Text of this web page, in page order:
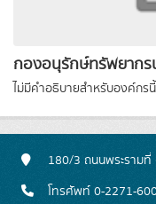
กองอนุรักษ์ทรัพยากร
ไม่มีคำอธิบายสำหรับองค์กรนี้
180/3 ถนนพระราม
โทรศัพท์ 0-2271-